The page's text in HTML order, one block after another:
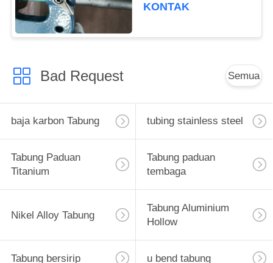
KONTAK
Bad Request Semua
baja karbon Tabung tubing stainless steel
Tabung Paduan
Titanium
Tabung paduan
tembaga
Nikel Alloy Tabung
Tabung Aluminium
Hollow
Tabung bersirip u bend tabung